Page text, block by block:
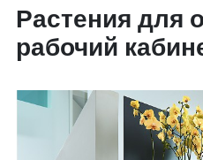
Растения для
рабочий